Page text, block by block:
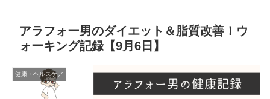
アラフォー男のダイエット＆脂質改善！ウ
ォーキング記録【9月6日】
健康・ヘルスケア